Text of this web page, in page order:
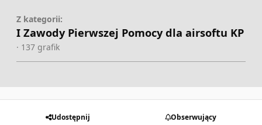
Z kategorii:
I Zawody Pierwszej Pomocy dla airsoftu KP
· 137 grafik
Udostępnij Obserwujący